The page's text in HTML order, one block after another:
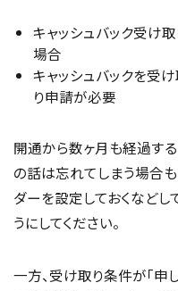
キャッシュバック受け
場合
キャッシュバックを受
り申請が必要
開通から数ヶ月も経過す
の話は忘れてしまう場合も
ダーを設定しておくなどし
うにしてください。
一方、受け取り条件が「申